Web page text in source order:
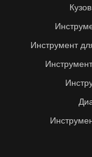
Инструмент